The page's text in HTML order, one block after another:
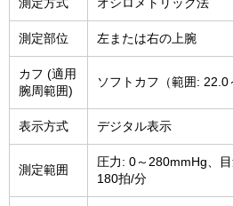
測定部位 左または右の上腕
カフ (適用
腕周範囲)
ソフトカフ（範囲: 22.0
表示方式 デジタル表示
測定範囲
圧力: 0～280mmHg、
180拍/分